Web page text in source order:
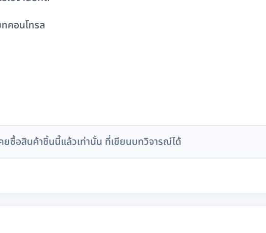
คอนโทรล
คยซื้อสินค้าชิ้นนี้แล้วเท่านั้น ที่เขียนบทวิจารณ์ได้